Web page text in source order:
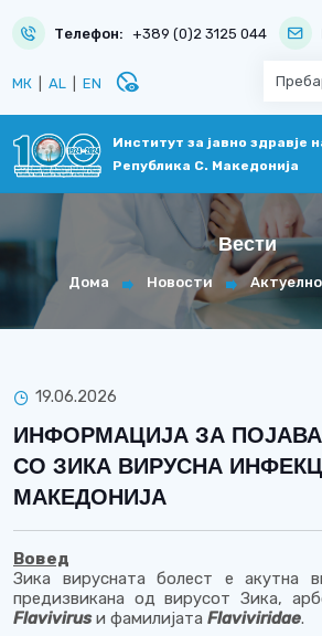
Телефон: +389 (0)2 3125 044
МК AL EN disabled_visible
Институт за јавно здравје
Република С. Македонија
Вести
Дома Новости
19.06.2026
ИНФОРМАЦИЈА ЗА
СО ЗИКА ВИРУСНА
МАКЕДОНИЈА
Вовед
Зика вирусната болест е акутна
предизвикана од вирусот Зика,
Flavivirusи фамилијата Flaviviridae.